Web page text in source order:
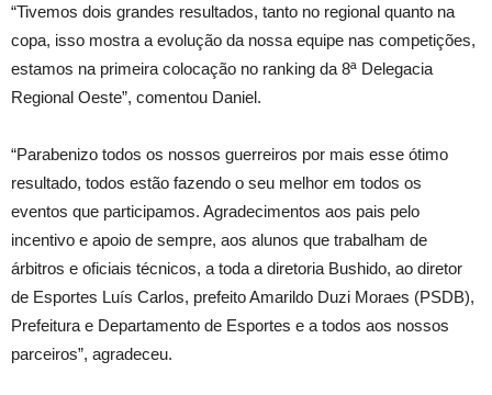
“Tivemos dois grandes resultados, tanto no regional quanto na
copa, isso mostra a evolução da nossa equipe nas competições,
estamos na primeira colocação no ranking da 8ª Delegacia
Regional Oeste”, comentou Daniel.
“Parabenizo todos os nossos guerreiros por mais esse ótimo
resultado, todos estão fazendo o seu melhor em todos os
eventos que participamos. Agradecimentos aos pais pelo
incentivo e apoio de sempre, aos alunos que trabalham de
árbitros e oficiais técnicos, a toda a diretoria Bushido, ao diretor
de Esportes Luís Carlos, prefeito Amarildo Duzi Moraes (PSDB),
Prefeitura e Departamento de Esportes e a todos aos nossos
parceiros”, agradeceu.